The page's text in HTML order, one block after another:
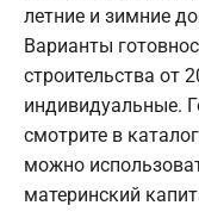
летние и зимние
Варианты
строительства от
индивидуальные.
смотрите в
можно
материнский